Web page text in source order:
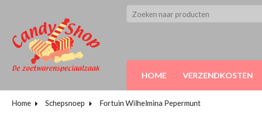
HOME VERZENDKOSTEN
Home Schepsnoep Fortuin Wilhelmina Pepermunt